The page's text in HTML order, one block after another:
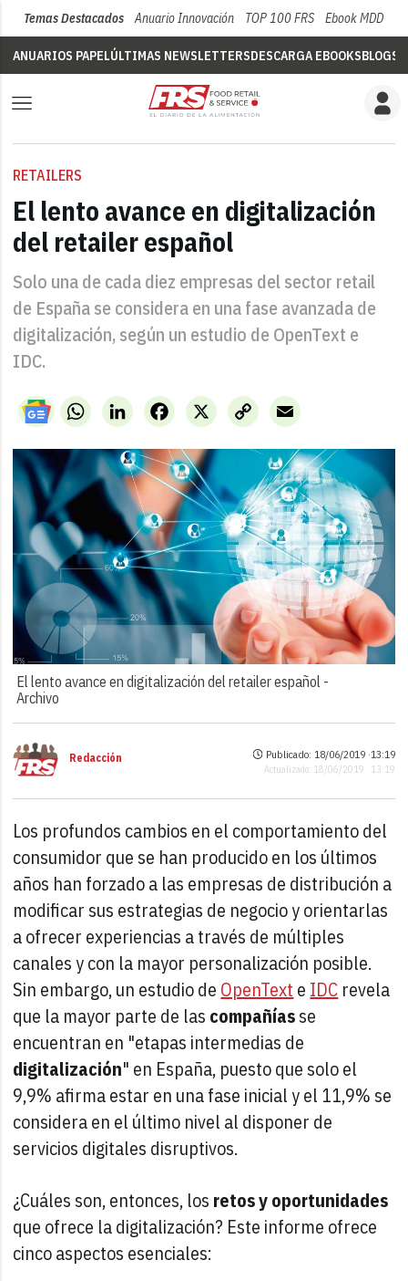
Temas Destacados Anuario Innovación TOP 100 FRS Ebook MDD
ANUARIOS PAPELÚLTIMAS NEWSLETTERSDESCARGA EBOOKSBLOGS
RETAILERS
El lento avance en digitalización
del retailer español
Solo una de cada diez empresas del sector retail
de España se considera en una fase avanzada de
digitalización, según un estudio de OpenText e
IDC.
WhatsAppLinkedIn X
Facebook
Copy
Link
Email
El lento avance en digitalización del retailer español -
Archivo
Redacción Publicado: 18/06/2019 ·13:19
Actualizado: 18/06/2019 · 13:19
Los profundos cambios en el comportamiento del
consumidor que se han producido en los últimos
años han forzado a las empresas de distribución a
modificar sus estrategias de negocio y orientarlas
a ofrecer experiencias a través de múltiples
canales y con la mayor personalización posible.
Sin embargo, un estudio de OpenText e IDC revela
que la mayor parte de las compañíasse
encuentran en "etapas intermedias de
digitalización" en España, puesto que solo el
9,9% afirma estar en una fase inicial y el 11,9% se
considera en el último nivel al disponer de
servicios digitales disruptivos.
¿Cuáles son, entonces, los retos y oportunidades
que ofrece la digitalización? Este informe ofrece
cinco aspectos esenciales: